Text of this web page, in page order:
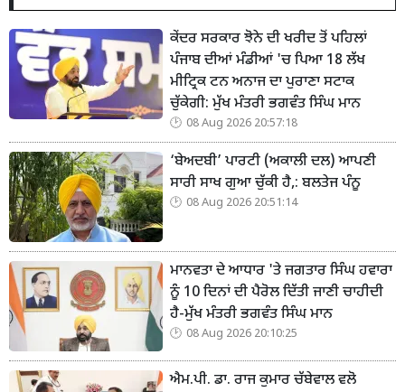
ਕੇਂਦਰ ਸਰਕਾਰ ਝੋਨੇ ਦੀ ਖਰੀਦ ਤੋਂ ਪਹਿਲਾਂ
ਪੰਜਾਬ ਦੀਆਂ ਮੰਡੀਆਂ 'ਚ ਪਿਆ 18 ਲੱਖ
ਮੀਟ੍ਰਿਕ ਟਨ ਅਨਾਜ ਦਾ ਪੁਰਾਣਾ ਸਟਾਕ
ਚੁੱਕੇਗੀ: ਮੁੱਖ ਮੰਤਰੀ ਭਗਵੰਤ ਸਿੰਘ ਮਾਨ
08 Aug 2026 20:57:18
‘ਬੇਅਦਬੀ’ ਪਾਰਟੀ (ਅਕਾਲੀ ਦਲ) ਆਪਣੀ
ਸਾਰੀ ਸਾਖ ਗੁਆ ਚੁੱਕੀ ਹੈ,: ਬਲਤੇਜ ਪੰਨੂ
08 Aug 2026 20:51:14
ਮਾਨਵਤਾ ਦੇ ਆਧਾਰ 'ਤੇ ਜਗਤਾਰ ਸਿੰਘ ਹਵਾਰਾ
ਨੂੰ 10 ਦਿਨਾਂ ਦੀ ਪੈਰੋਲ ਦਿੱਤੀ ਜਾਣੀ ਚਾਹੀਦੀ
ਹੈ-ਮੁੱਖ ਮੰਤਰੀ ਭਗਵੰਤ ਸਿੰਘ ਮਾਨ
08 Aug 2026 20:10:25
ਐਮ.ਪੀ. ਡਾ. ਰਾਜ ਕੁਮਾਰ ਚੱਬੇਵਾਲ ਵਲੋ